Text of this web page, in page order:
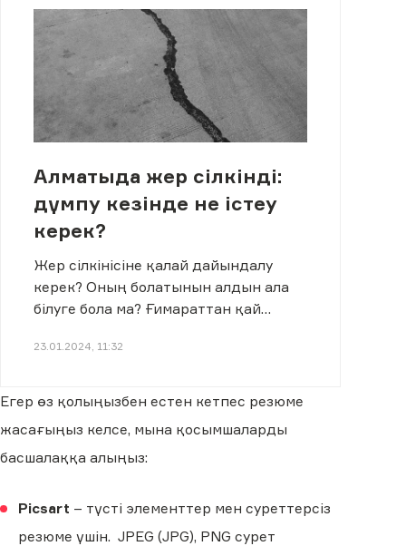
Алматыда жер сілкінді:
дүмпу кезінде не істеу
керек?
Жер сілкінісіне қалай дайындалу
керек? Оның болатынын алдын ала
білуге бола ма? Ғимараттан қай
23.01.2024, 11:32
Егер өз қолыңызбен естен кетпес резюме
жасағыңыз келсе, мына қосымшаларды
басшалаққа алыңыз:
Picsart – түсті элементтер мен суреттерсіз
резюме үшін. JPEG (JPG), PNG сурет